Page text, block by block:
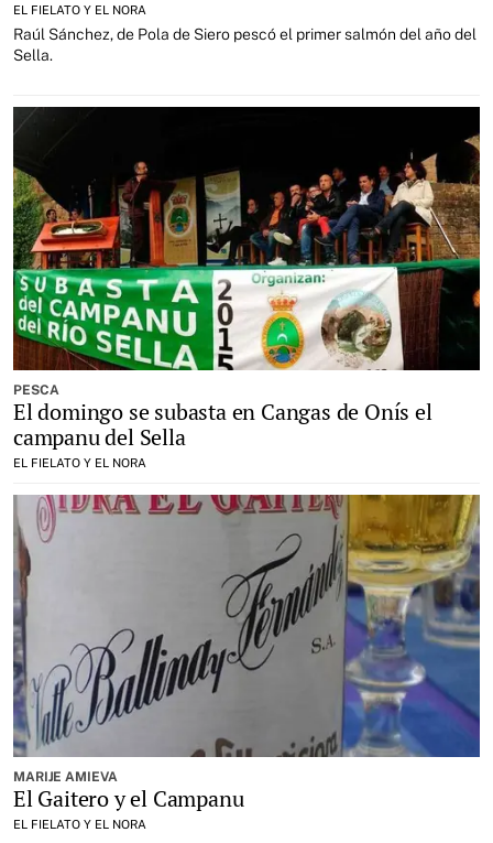
EL FIELATO Y EL NORA
Raúl Sánchez, de Pola de Siero pescó el primer salmón del año del
Sella.
PESCA
El domingo se subasta en Cangas de Onís el
campanu del Sella
EL FIELATO Y EL NORA
MARIJE AMIEVA
El Gaitero y el Campanu
EL FIELATO Y EL NORA